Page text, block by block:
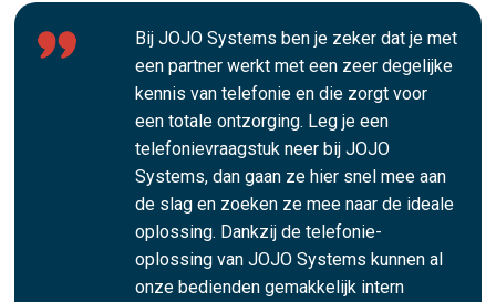
Bij JOJO Systems ben je zeker dat je met
een partner werkt met een zeer degelijke
kennis van telefonie en die zorgt voor
een totale ontzorging. Leg je een
telefonievraagstuk neer bij JOJO
Systems, dan gaan ze hier snel mee aan
de slag en zoeken ze mee naar de ideale
oplossing. Dankzij de telefonie-
oplossing van JOJO Systems kunnen al
onze bedienden gemakkelijk intern